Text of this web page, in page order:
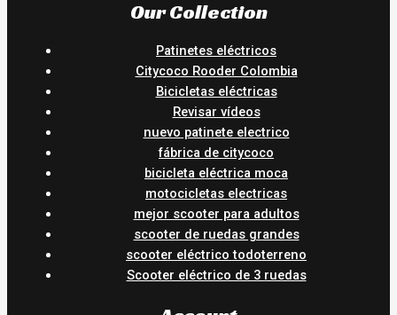
Our Collection
Patinetes eléctricos
Citycoco Rooder Colombia
Bicicletas eléctricas
Revisar vídeos
nuevo patinete electrico
fábrica de citycoco
bicicleta eléctrica moca
motocicletas electricas
mejor scooter para adultos
scooter de ruedas grandes
scooter eléctrico todoterreno
Scooter eléctrico de 3 ruedas